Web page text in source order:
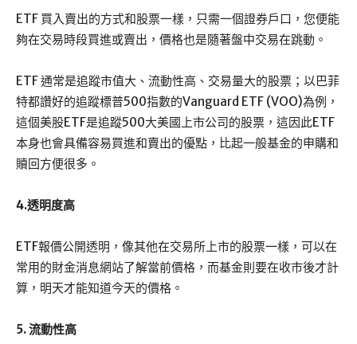
ETF 買入賣出的方式和股票一樣，只需一個證券戶口，您便能
夠在交易時段買進或賣出，價格也是隨著盤中交易在跳動。
ETF 通常是追蹤市值大、流動性高、交易量大的股票；以巴菲
特都讚好的追蹤標普500指數的Vanguard ETF (VOO)為例，
這個美股ETF是追蹤500大美國上市公司的股票，這因此ETF
本身也會具備容易買進和賣出的優點，比起一般基金的申購和
贖回方便很多。
4.透明度高
ETF報價公開透明，像其他在交易所上市的股票一樣，可以在
常用的財金消息網站了解當前價格，而基金則要在收市後才計
算，明天才能知道今天的價格。
5. 流動性高